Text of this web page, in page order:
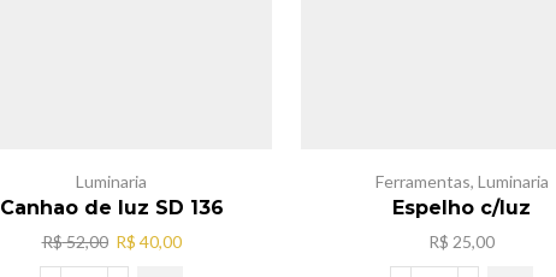
Luminaria
Canhao de luz SD 136
R$52,00 O
preço
R$ 40,00O
Ferramentas, Luminaria
Espelho c/luz
R$ 25,00